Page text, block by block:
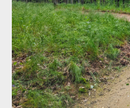
Merida One-Sixty v akci
Merida One-Sixty v akci